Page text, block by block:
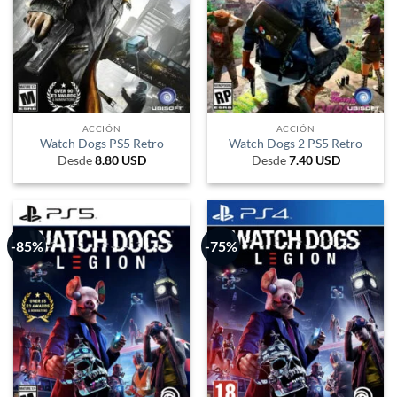
ACCIÓN
Watch Dogs PS5 Retro
Desde8.80 USD
ACCIÓN
Watch Dogs 2 PS5 Retro
Desde7.40 USD
-85% -75%